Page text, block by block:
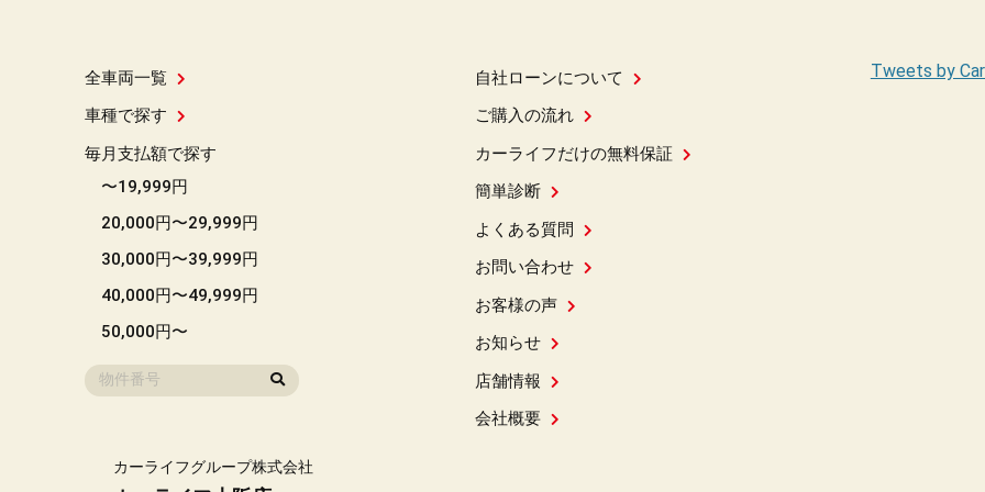
全車両一覧
車種で探す
毎月支払額で探す
〜19,999円
20,000円〜29,999円
30,000円〜39,999円
40,000円〜49,999円
50,000円〜
自社ローンについて
ご購入の流れ
カーライフだけの無料保証
簡単診断
よくある質問
お問い合わせ
お客様の声
お知らせ
店舗情報
会社概要
Tweets by
カーライフグループ株式会社